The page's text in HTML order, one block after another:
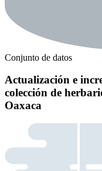
Conjunto de datos
Actualización e
colección de
Oaxaca